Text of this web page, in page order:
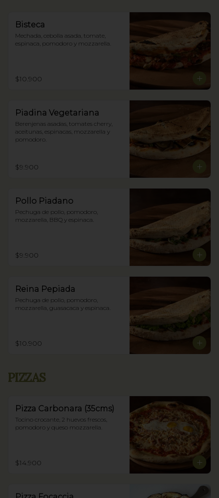
Bisteca
Mechada, cebolla asada, tomate,
espinaca, pomodoro y mozzarella.
$10.900
Piadina Vegetariana
Berenjenas asadas, tomates cherry,
aceitunas, espinacas, mozzarella y
pomodoro.
$9.900
Pollo Piadano
Pechuga de pollo, pomodoro,
mozzarella, BBQ y espinaca.
$9.900
Reina Pepiada
Pechuga de pollo, pomodoro,
mozzarella, guasacaca y espinaca.
$10.900
PIZZAS
Pizza Carbonara (35cms)
Tocino crocante, 2 huevos frescos,
pomodoro y queso mozzarella.
$14.900